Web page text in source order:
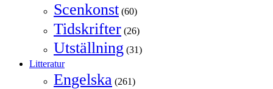
Scenkonst (60)
Tidskrifter (26)
Utställning (31)
Litteratur
Engelska (261)